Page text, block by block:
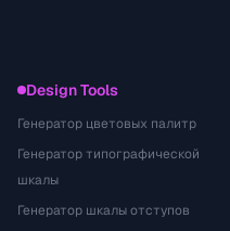
Design Tools
Генератор цветовых палитр
Генератор типографической
шкалы
Генератор шкалы отступов